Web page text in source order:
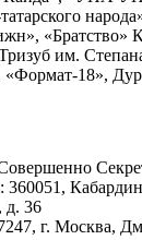
«Братство»
им.
«Формат-18»,
д. 36
г. Москва,